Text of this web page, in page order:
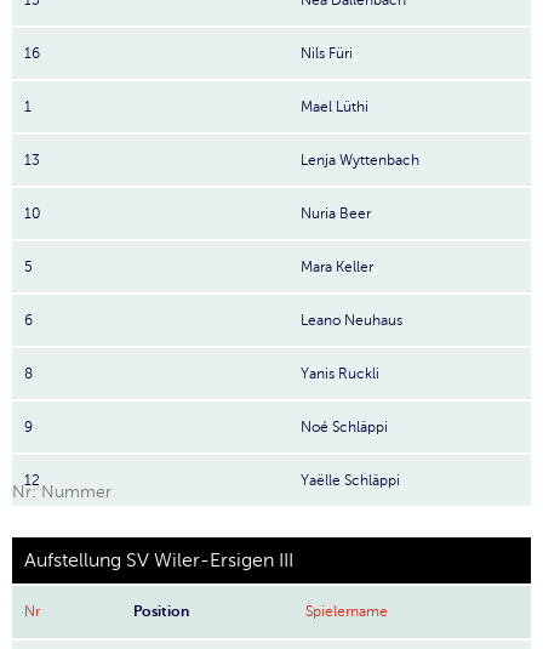
16 Nils Füri
1 Mael Lüthi
13 Lenja Wyttenbach
10 Nuria Beer
5 Mara Keller
6 Leano Neuhaus
8 Yanis Ruckli
9 Noé Schläppi
12 Yaëlle Schläppi
Nr: Nummer
Aufstellung SV Wiler-Ersigen III
Nr Position Spielername